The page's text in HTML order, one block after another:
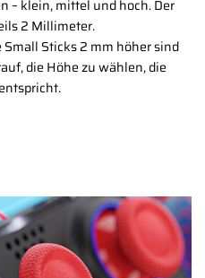
– klein, mittel und hoch. Der
2 Millimeter.
Sticks 2 mm höher sind
die Höhe zu wählen, die